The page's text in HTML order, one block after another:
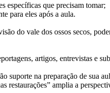
específicas que precisam tomar;
para eles após a aula.
do vale dos ossos secos,
artigos, entrevistas e
na preparação de sua
amplia a